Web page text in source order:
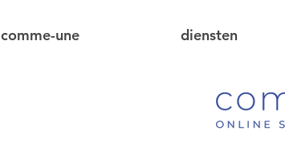
comme-une diensten